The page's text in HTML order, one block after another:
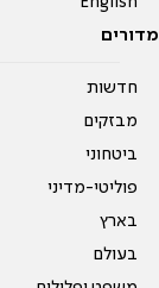
מדורים
חדשות
מבזקים
ביטחוני
פוליטי-מדיני
בארץ
בעולם